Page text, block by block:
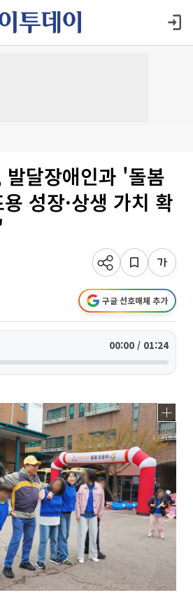
달장애인과 '돌봄
성장·상생 가치 확
구글 선호매체 추가
00:00 / 01:24